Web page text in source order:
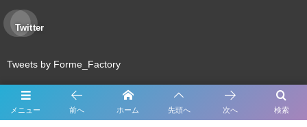
Twitter
Tweets by Forme_Factory
About Us
メニュー 検索
前へ ホーム 先頭へ 次へ